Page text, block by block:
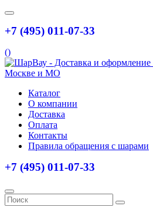
+7 (495) 011-07-33
()
Каталог
О компании
Доставка
Оплата
Контакты
Правила обращения с шарами
+7 (495) 011-07-33